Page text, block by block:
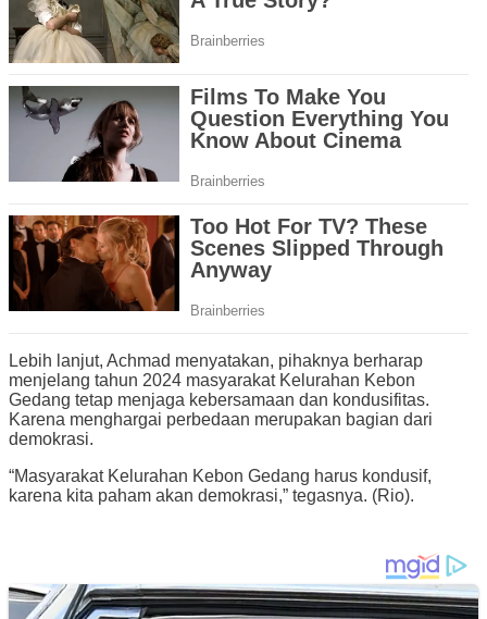
Lebih lanjut, Achmad menyatakan, pihaknya berharap
menjelang tahun 2024 masyarakat Kelurahan Kebon
Gedang tetap menjaga kebersamaan dan kondusifitas.
Karena menghargai perbedaan merupakan bagian dari
demokrasi.
“Masyarakat Kelurahan Kebon Gedang harus kondusif,
karena kita paham akan demokrasi,” tegasnya. (Rio).